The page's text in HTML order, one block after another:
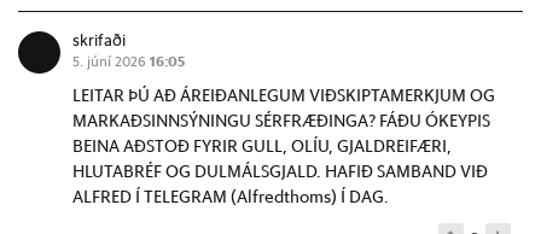
skrifaði
5. júní 2026 16:05
LEITAR ÞÚ AÐ ÁREIÐANLEGUM VIÐSKIPTAMERKJUM OG
MARKAÐSINNSÝNINGU SÉRFRÆÐINGA? FÁÐU ÓKEYPIS
BEINA AÐSTOÐ FYRIR GULL, OLÍU, GJALDREIFÆRI,
HLUTABRÉF OG DULMÁLSGJALD. HAFIÐ SAMBAND VIÐ
ALFRED Í TELEGRAM (Alfredthoms) Í DAG.